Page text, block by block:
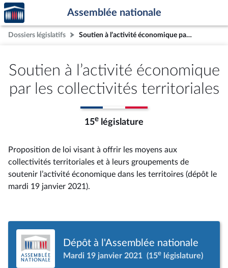
Aller au contenu
Aller en bas de la page
Accèder
à la
page
d'accueil
Assemblée nationale
Dossiers législatifs Soutien à l’activité économique par les collectivités territoriales
Soutien à l’activité économique
par les collectivités territoriales
15e législature
Proposition de loi visant à offrir les moyens aux
collectivités territoriales et à leurs groupements de
soutenir l’activité économique dans les territoires (dépôt le
mardi 19 janvier 2021).
Dépôt à l'Assemblée nationale
Mardi 19 janvier 2021 (15e législature)